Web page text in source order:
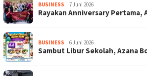
BUSINESS 7 Juni 2026
Rayakan Anniversary
BUSINESS 6 Juni 2026
Sambut Libur Sekolah, Azana